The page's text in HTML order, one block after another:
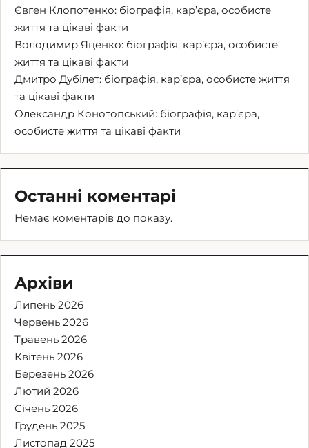
Євген Клопотенко: біографія, кар’єра, особисте
життя та цікаві факти
Володимир Яценко: біографія, кар’єра, особисте
життя та цікаві факти
Дмитро Дубілет: біографія, кар’єра, особисте життя
та цікаві факти
Олександр Конотопський: біографія, кар’єра,
особисте життя та цікаві факти
Останні коментарі
Немає коментарів до показу.
Архіви
Липень 2026
Червень 2026
Травень 2026
Квітень 2026
Березень 2026
Лютий 2026
Січень 2026
Грудень 2025
Листопад 2025